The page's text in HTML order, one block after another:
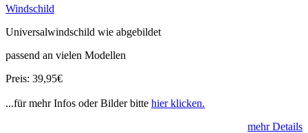
Windschild
Universalwindschild wie abgebildet
passend an vielen Modellen
Preis: 39,95€
...für mehr Infos oder Bilder bitte hier klicken.
mehr Details